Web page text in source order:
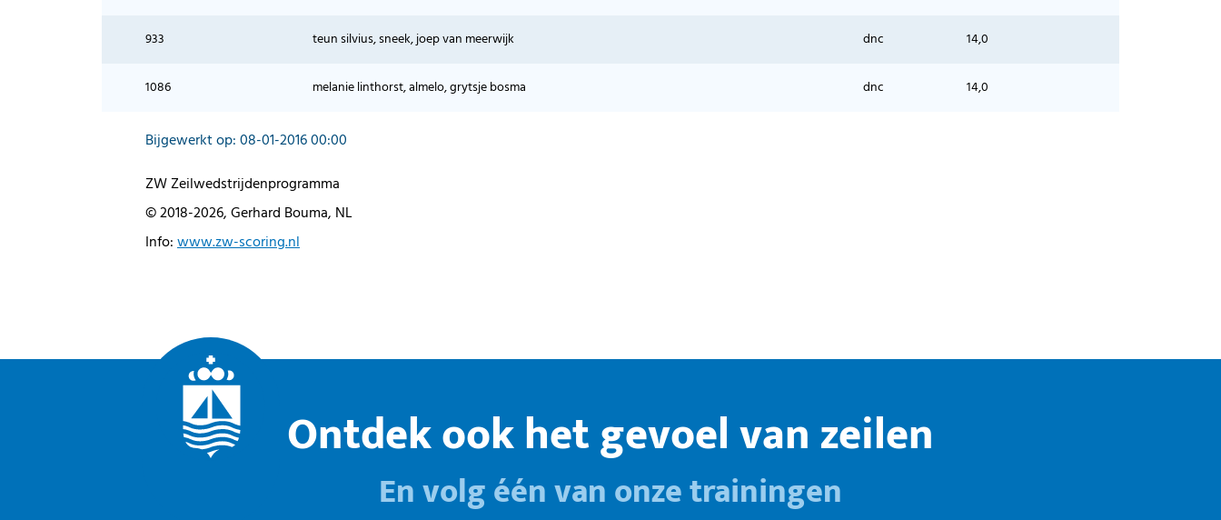
933 teun silvius, sneek, joep van meerwijk dnc 14,0
1086 melanie linthorst, almelo, grytsje bosma dnc 14,0
Bijgewerkt op: 08-01-2016 00:00
ZW Zeilwedstrijdenprogramma
© 2018-2026, Gerhard Bouma, NL
Info:www.zw-scoring.nl
Ontdek ook het gevoel van zeilen
En volg één van onze trainingen